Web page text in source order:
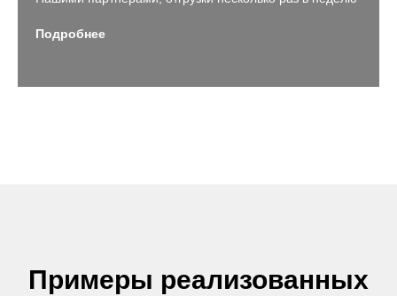
Подробнее
Примеры реализованных